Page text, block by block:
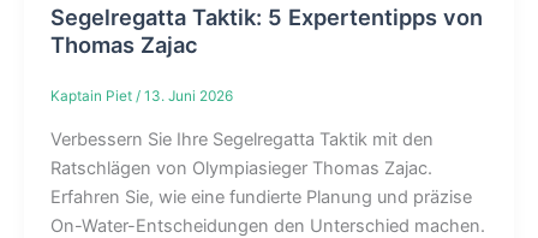
Segelregatta Taktik: 5 Expertentipps von
Thomas Zajac
Kaptain Piet / 13. Juni 2026
Verbessern Sie Ihre Segelregatta Taktik mit den
Ratschlägen von Olympiasieger Thomas Zajac.
Erfahren Sie, wie eine fundierte Planung und präzise
On-Water-Entscheidungen den Unterschied machen.